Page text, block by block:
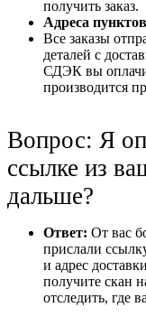
получить заказ.
Адреса
Все заказы
деталей с
СДЭК вы
производится
Вопрос: Я
ссылке из
дальше?
Ответ: От вас
прислали
и адрес
получите скан
отследить, где